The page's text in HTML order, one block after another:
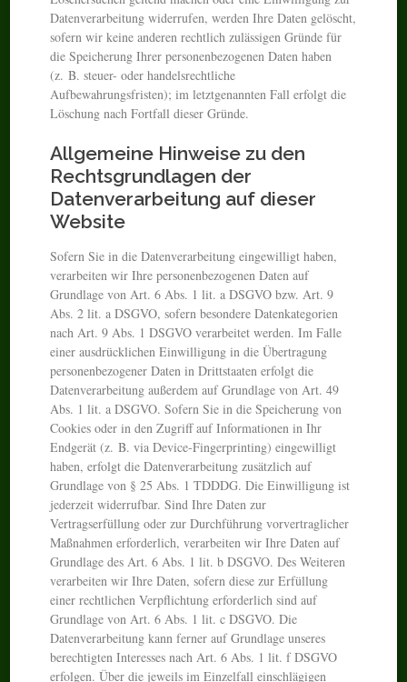
Datenverarbeitung widerrufen, werden Ihre Daten gelöscht,
sofern wir keine anderen rechtlich zulässigen Gründe für
die Speicherung Ihrer personenbezogenen Daten haben
(z. B. steuer- oder handelsrechtliche
Aufbewahrungsfristen); im letztgenannten Fall erfolgt die
Löschung nach Fortfall dieser Gründe.
Allgemeine Hinweise zu den
Rechtsgrundlagen der
Datenverarbeitung auf dieser
Website
Sofern Sie in die Datenverarbeitung eingewilligt haben,
verarbeiten wir Ihre personenbezogenen Daten auf
Grundlage von Art. 6 Abs. 1 lit. a DSGVO bzw. Art. 9
Abs. 2 lit. a DSGVO, sofern besondere Datenkategorien
nach Art. 9 Abs. 1 DSGVO verarbeitet werden. Im Falle
einer ausdrücklichen Einwilligung in die Übertragung
personenbezogener Daten in Drittstaaten erfolgt die
Datenverarbeitung außerdem auf Grundlage von Art. 49
Abs. 1 lit. a DSGVO. Sofern Sie in die Speicherung von
Cookies oder in den Zugriff auf Informationen in Ihr
Endgerät (z. B. via Device-Fingerprinting) eingewilligt
haben, erfolgt die Datenverarbeitung zusätzlich auf
Grundlage von § 25 Abs. 1 TDDDG. Die Einwilligung ist
jederzeit widerrufbar. Sind Ihre Daten zur
Vertragserfüllung oder zur Durchführung vorvertraglicher
Maßnahmen erforderlich, verarbeiten wir Ihre Daten auf
Grundlage des Art. 6 Abs. 1 lit. b DSGVO. Des Weiteren
verarbeiten wir Ihre Daten, sofern diese zur Erfüllung
einer rechtlichen Verpflichtung erforderlich sind auf
Grundlage von Art. 6 Abs. 1 lit. c DSGVO. Die
Datenverarbeitung kann ferner auf Grundlage unseres
berechtigten Interesses nach Art. 6 Abs. 1 lit. f DSGVO
erfolgen. Über die jeweils im Einzelfall einschlägigen